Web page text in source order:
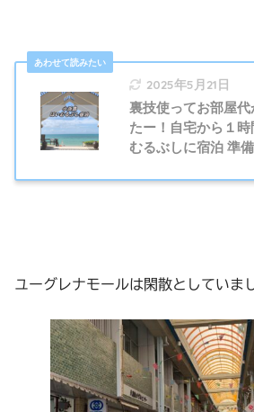
2025年5月21日
裏技使ってお部屋
たー！自宅から１
むるぶしに宿泊 準
ユーグレナモールは閑散としていま